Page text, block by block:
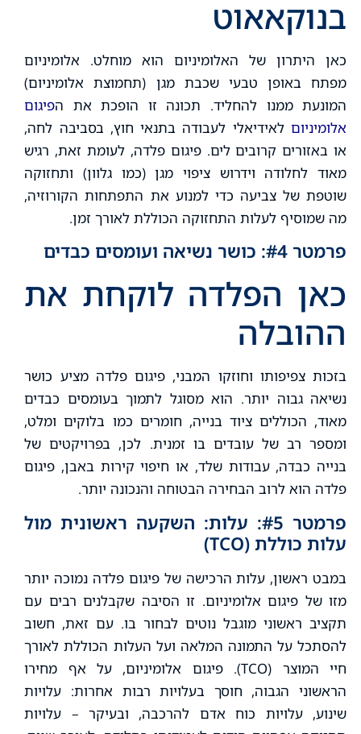
בנוקאאוט
כאן היתרון של האלומיניום הוא מוחלט. אלומיניום
מפתח באופן טבעי שכבת מגן (תחמוצת אלומיניום)
המונעת ממנו להחליד. תכונה זו הופכת את הפיגום
אלומיניום לאידיאלי לעבודה בתנאי חוץ, בסביבה לחה,
או באזורים קרובים לים. פיגום פלדה, לעומת זאת, רגיש
מאוד לחלודה וידרוש ציפוי מגן (כמו גלוון) ותחזוקה
שוטפת של צביעה כדי למנוע את התפתחות הקורוזיה,
מה שמוסיף לעלות התחזוקה הכוללת לאורך זמן.
פרמטר #4: כושר נשיאה ועומסים כבדים
כאן הפלדה לוקחת את
ההובלה
בזכות צפיפותו וחוזקו המבני, פיגום פלדה מציע כושר
נשיאה גבוה יותר. הוא מסוגל לתמוך בעומסים כבדים
מאוד, הכוללים ציוד בנייה, חומרים כמו בלוקים ומלט,
ומספר רב של עובדים בו זמנית. לכן, בפרויקטים של
בנייה כבדה, עבודות שלד, או חיפוי קירות באבן, פיגום
פלדה הוא לרוב הבחירה הבטוחה והנכונה יותר.
פרמטר #5: עלות: השקעה ראשונית מול
עלות כוללת (TCO)
במבט ראשון, עלות הרכישה של פיגום פלדה נמוכה יותר
מזו של פיגום אלומיניום. זו הסיבה שקבלנים רבים עם
תקציב ראשוני מוגבל נוטים לבחור בו. עם זאת, חשוב
להסתכל על התמונה המלאה ועל העלות הכוללת לאורך
חיי המוצר (TCO). פיגום אלומיניום, על אף מחירו
הראשוני הגבוה, חוסך בעלויות רבות אחרות: עלויות
שינוע, עלויות כוח אדם להרכבה, ובעיקר – עלויות